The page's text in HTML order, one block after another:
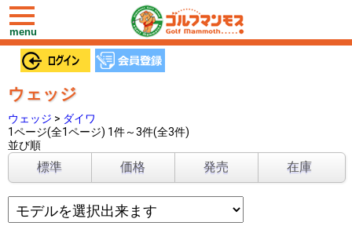
toggle
navigation
menu
ウェッジ
ウェッジ > ダイワ
1ページ(全1ページ) 1件～3件(全3件)
並び順
標準 価格 発売 在庫